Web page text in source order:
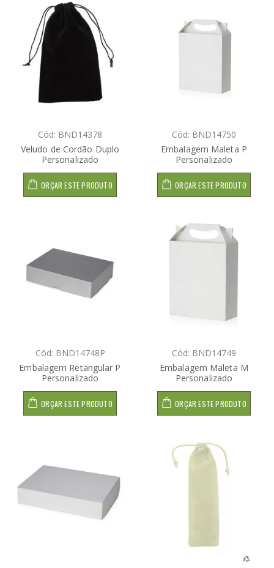
Cód: BND14378
Veludo de Cordão Duplo
Personalizado
ORÇAR ESTE PRODUTO
Cód: BND14750
Embalagem Maleta P
Personalizado
ORÇAR ESTE PRODUTO
Cód: BND14748P
Embalagem Retangular P
Personalizado
ORÇAR ESTE PRODUTO
Cód: BND14749
Embalagem Maleta M
Personalizado
ORÇAR ESTE PRODUTO